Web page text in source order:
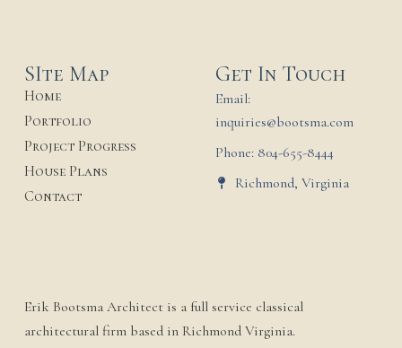
Erik Bootsma Architect is a full service classical
architectural firm based in Richmond Virginia.
SIte Map
Home
Portfolio
Project Progress
House Plans
Contact
Get In Touch
Email:
inquiries@bootsma.com
Phone: 804-655-8444
Richmond, Virginia